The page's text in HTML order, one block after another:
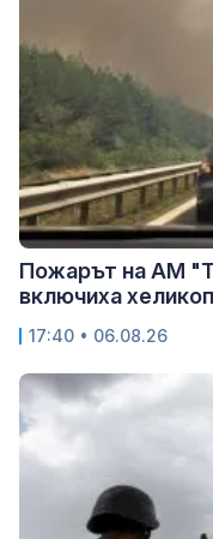
Пожарът на АМ
включиха
17:40 • 06.08.26